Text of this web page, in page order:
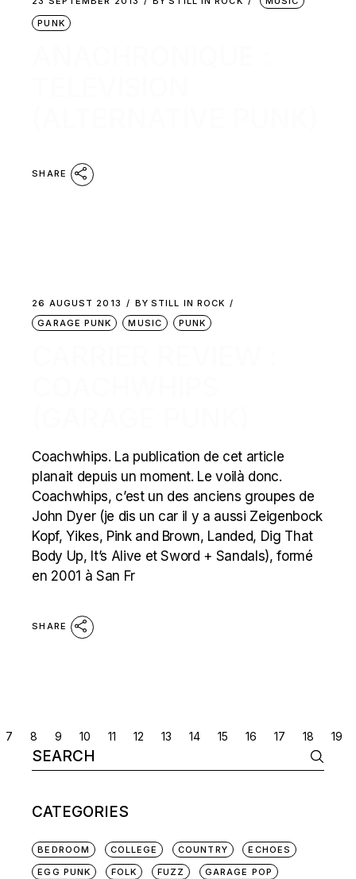
PUNK
SHARE
26 AUGUST 2013 BY STILL IN ROCK
GARAGE PUNK
MUSIC PUNK
Coachwhips. La publication de cet article
planait depuis un moment. Le voilà donc.
Coachwhips, c’est un des anciens groupes de
John Dyer (je dis un car il y a aussi Zeigenbock
Kopf, Yikes, Pink and Brown, Landed, Dig That
Body Up, It’s Alive et Sword + Sandals), formé
en 2001 à San Fr
SHARE
POSTS
NAVIGATION
7 8 9 10 11 12 13 14 15 16 17 18 19
Search
for:
CATEGORIES
BEDROOM COLLEGE COUNTRY
ECHOES
EGG PUNK
FOLK FUZZ
GARAGE POP